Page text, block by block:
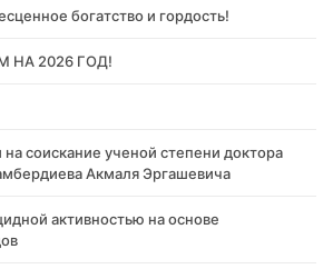
богатство и гордость!
НА 2026 ГОД!
соискание ученой степени доктора
Акмаля Эргашевича
активностью на основе